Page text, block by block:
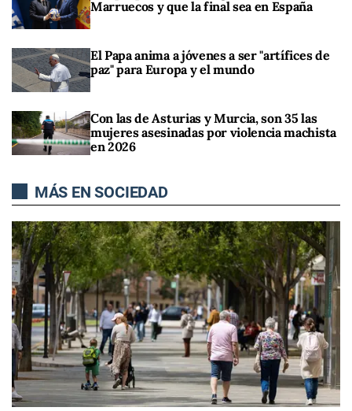
Marruecos y que la final sea en España
El Papa anima a jóvenes a ser "artífices de
paz" para Europa y el mundo
Con las de Asturias y Murcia, son 35 las
mujeres asesinadas por violencia machista
en 2026
MÁS EN SOCIEDAD